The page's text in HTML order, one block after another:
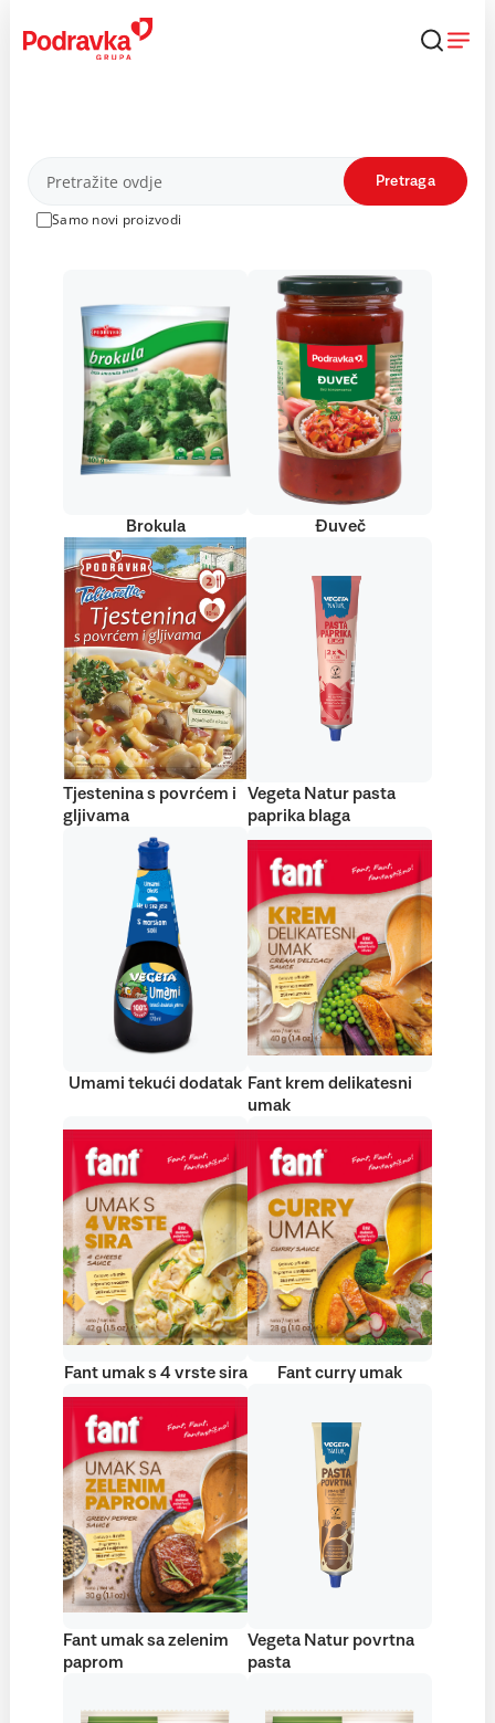
content
Proizvodi
Samo novi proizvodi
Pretraga
Brokula Đuveč
Tjestenina s povrćem i
gljivama
Vegeta Natur pasta
paprika blaga
Umami tekući dodatak Fant krem delikatesni
umak
Fant umak s 4 vrste sira Fant curry umak
Fant umak sa zelenim
paprom
Vegeta Natur povrtna
pasta